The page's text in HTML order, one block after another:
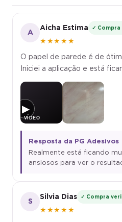
A
Aicha Estima ✓ Compra
★★★★★
O papel de parede é de
Iniciei a aplicação e está
▶
Resposta da PG Adesivos
Realmente está ficando
ansiosos para ver o
S
Silvia Dias ✓ Compra
★★★★★